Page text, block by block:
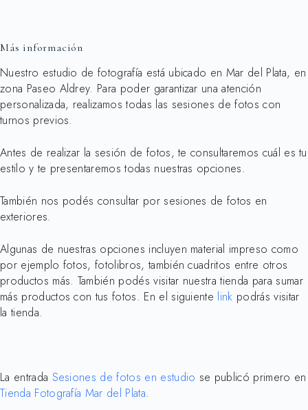
Más información
Nuestro estudio de fotografía está ubicado en Mar del Plata, en
zona Paseo Aldrey. Para poder garantizar una atención
personalizada, realizamos todas las sesiones de fotos con
turnos previos.
Antes de realizar la sesión de fotos, te consultaremos cuál es tu
estilo y te presentaremos todas nuestras opciones.
También nos podés consultar por sesiones de fotos en
exteriores.
Algunas de nuestras opciones incluyen material impreso como
por ejemplo fotos, fotolibros, también cuadritos entre otros
productos más. También podés visitar nuestra tienda para sumar
más productos con tus fotos. En el siguiente link podrás visitar
la tienda.
La entrada Sesiones de fotos en estudio se publicó primero en
Tienda Fotografía Mar del Plata.